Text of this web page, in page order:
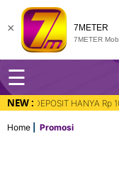
7METER
7METER
×
☰
NEW :
10.000 SEKARANG ! 📲
Home Promosi